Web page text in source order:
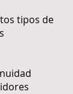
tipos de